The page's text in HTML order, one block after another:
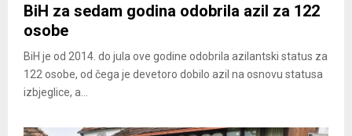
BiH za sedam godina odobrila azil za 122
osobe
BiH je od 2014. do jula ove godine odobrila azilantski status za
122 osobe, od čega je devetoro dobilo azil na osnovu statusa
izbjeglice, a...